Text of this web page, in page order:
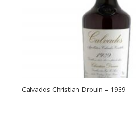
Calvados Christian Drouin – 1939